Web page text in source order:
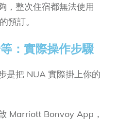
，整次住宿都無法使用
預訂。
：實際操作步驟
是把 NUA 實際掛上你的
Marriott Bonvoy App，